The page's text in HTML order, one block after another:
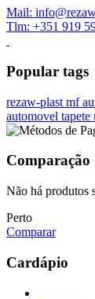
Mail:
Tlm: +351 919
Popular tags
rezaw-plast mf
automovel tapete
Comparação
Não há produtos
Perto
Comparar
Cardápio